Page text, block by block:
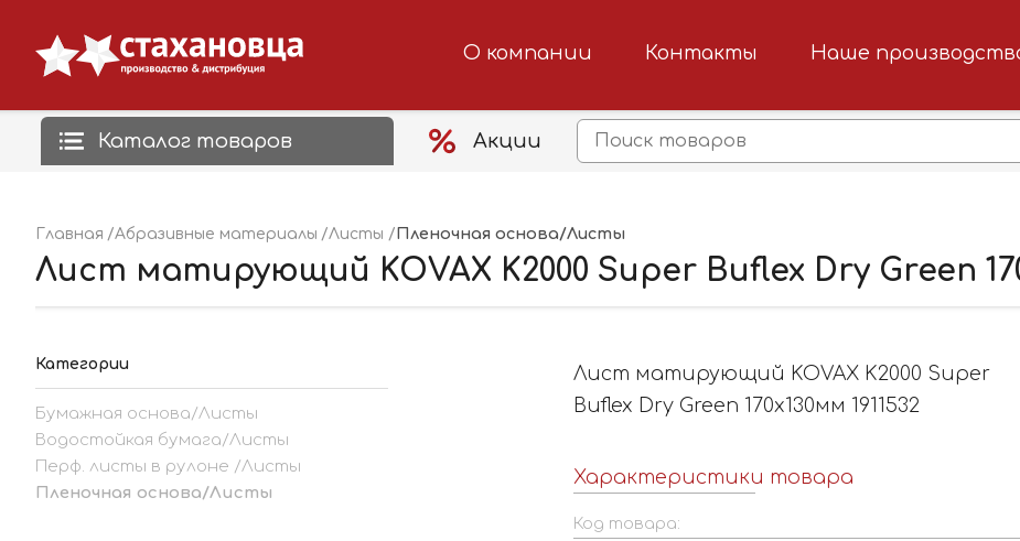
О компании Контакты Наше
Каталог товаров Акции
Главная Абразивные материалы Листы Пленочная основа/Листы
Лист матирующий KOVAX K2000 Super Buflex Dry Green
Категории
Бумажная основа/Листы
Водостойкая бумага/Листы
Перф. листы в рулоне /Листы
Пленочная основа/Листы
Лист матирующий KOVAX K2000 Super
Buflex Dry Green 170х130мм 1911532
Характеристики товара
Код товара: